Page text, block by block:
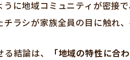
に地域コミュニティが密接
ラシが家族全員の目に触れ
結論は、
「地域の特性に合